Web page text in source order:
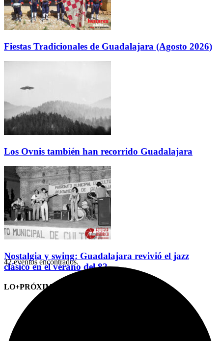
Fiestas Tradicionales de Guadalajara (Agosto 2026)
Los Ovnis también han recorrido Guadalajara
Nostalgia y swing: Guadalajara revivió el jazz
clásico en el verano del 82
LO+PRÓXIMO (CITAS)
42 eventos encontrados.